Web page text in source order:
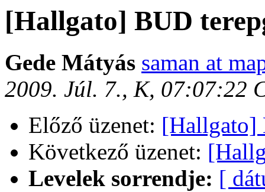
[Hallgato] BUD
Gede Mátyás saman at
2009. Júl. 7., K, 07:07:22
Előző üzenet: [Hallgato]
Következő üzenet:
Levelek sorrendje: [